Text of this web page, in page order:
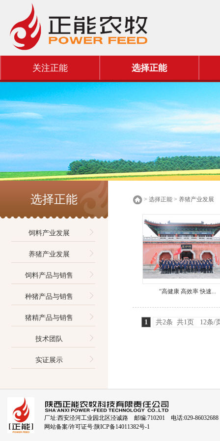
关注正能 选择正能
选择正能
饲料产业发展
养猪产业发展
饲料产品与销售
种猪产品与销售
猪精产品与销售
技术团队
实证展示
> 选择正能 > 养猪产业发展
“高健康 高效率 快速...
1 共2条 共1页 12条/
厂址:西安泾河工业园北区泾诚路 邮编:710201 电话:029-86032688
网站备案/许可证号:陕ICP备14011382号-1